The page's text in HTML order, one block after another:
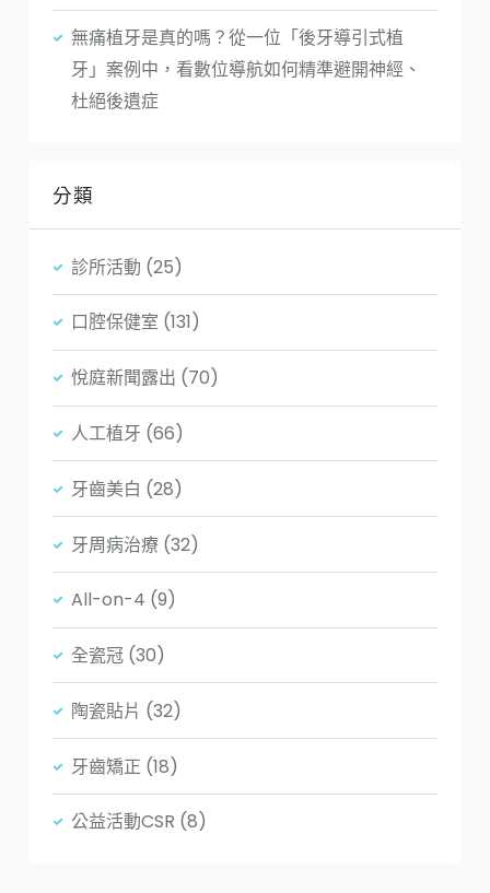
無痛植牙是真的嗎？從一位「後牙導引式植
牙」案例中，看數位導航如何精準避開神經、
杜絕後遺症
分類
診所活動 (25)
口腔保健室 (131)
悅庭新聞露出 (70)
人工植牙 (66)
牙齒美白 (28)
牙周病治療 (32)
All-on-4 (9)
全瓷冠 (30)
陶瓷貼片 (32)
牙齒矯正 (18)
公益活動CSR (8)